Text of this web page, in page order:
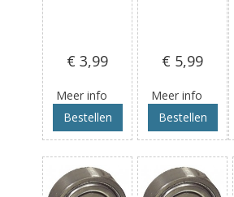
€ 3,99
Meer info
Bestellen
€ 5,99
Meer info
Bestellen